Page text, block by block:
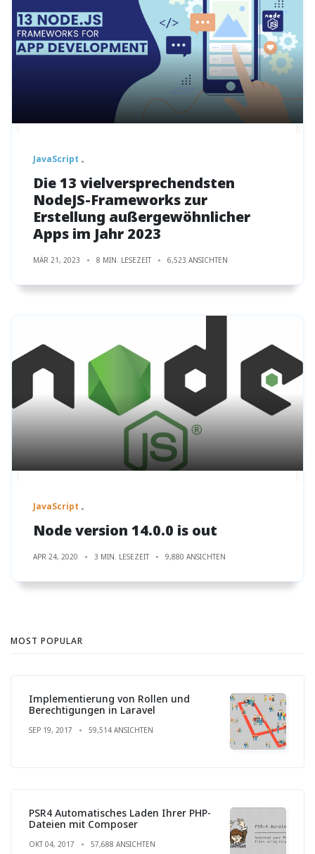
JavaScript
Die 13 vielversprechendsten
NodeJS-Frameworks zur
Erstellung außergewöhnlicher
Apps im Jahr 2023
MÄR 21, 2023 8 MIN. LESEZEIT 6,523 ANSICHTEN
JavaScript
Node version 14.0.0 is out
APR 24, 2020 3 MIN. LESEZEIT 9,880 ANSICHTEN
MOST POPULAR
Implementierung von Rollen und
Berechtigungen in Laravel
SEP 19, 2017 59,514 ANSICHTEN
PSR4 Automatisches Laden Ihrer PHP-
Dateien mit Composer
OKT 04, 2017 57,688 ANSICHTEN